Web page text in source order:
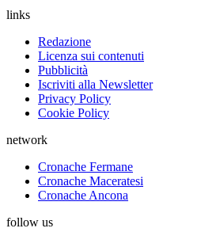
links
Redazione
Licenza sui contenuti
Pubblicità
Iscriviti alla Newsletter
Privacy Policy
Cookie Policy
network
Cronache Fermane
Cronache Maceratesi
Cronache Ancona
follow us